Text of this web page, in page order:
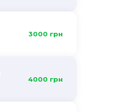
3000 грн
4000 грн